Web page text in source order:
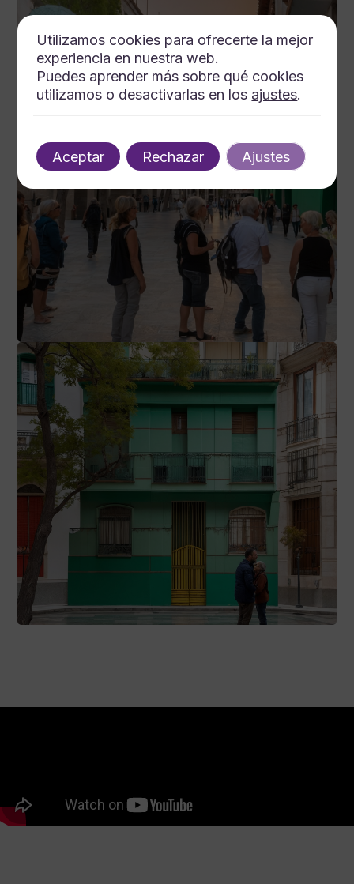
Utilizamos cookies para ofrecerte la mejor
experiencia en nuestra web.
Puedes aprender más sobre qué cookies
utilizamos o desactivarlas en los ajustes.
Aceptar Rechazar Ajustes